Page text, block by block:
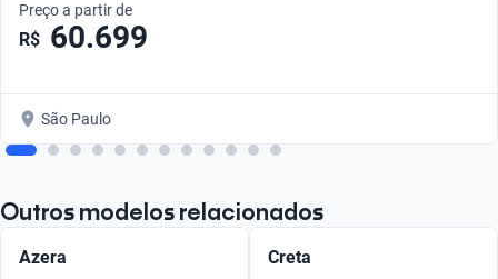
Preço a partir de
R$ 60.699
São Paulo
Outros modelos relacionados
Azera Creta